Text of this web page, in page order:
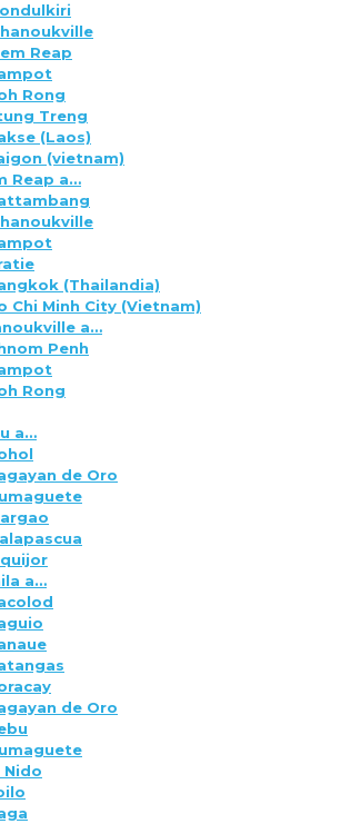
Reap
Rong
Treng
(Laos)
(vietnam)
Reap a…
(Thailandia)
Chi Minh City (Vietnam)
a…
Penh
Rong
a…
de Oro
a…
de Oro
Nido